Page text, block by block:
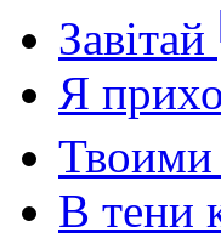
Завітай
Я
Твоими
В тени